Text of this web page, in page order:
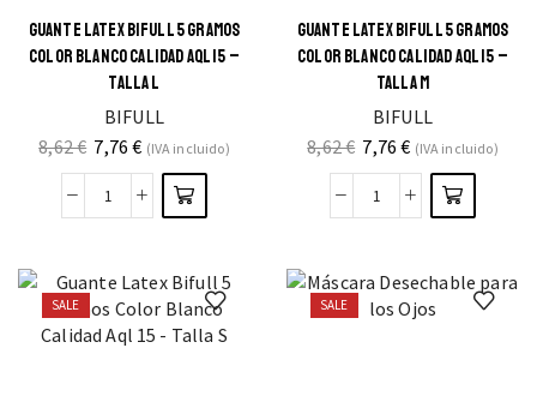
GUANTE LATEX BIFULL 5 GRAMOS
COLOR BLANCO CALIDAD AQL 15 –
TALLA L
BIFULL
8,62€ 7,76€ (IVA incluido)
GUANTE LATEX BIFULL 5 GRAMOS
COLOR BLANCO CALIDAD AQL 15 –
TALLA M
BIFULL
8,62€ 7,76€ (IVA incluido)
SALE SALE